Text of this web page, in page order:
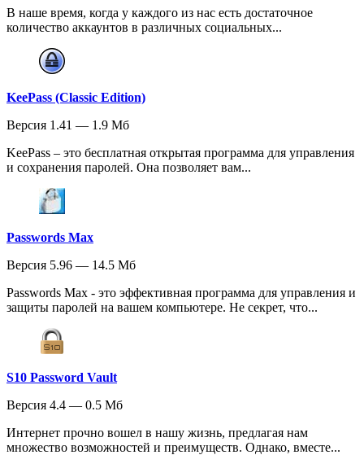
В наше время, когда у каждого из нас есть достаточное
количество аккаунтов в различных социальных...
KeePass (Classic Edition)
Версия 1.41 — 1.9 Мб
KeePass – это бесплатная открытая программа для управления
и сохранения паролей. Она позволяет вам...
Passwords Max
Версия 5.96 — 14.5 Мб
Passwords Max - это эффективная программа для управления и
защиты паролей на вашем компьютере. Не секрет, что...
S10 Password Vault
Версия 4.4 — 0.5 Мб
Интернет прочно вошел в нашу жизнь, предлагая нам
множество возможностей и преимуществ. Однако, вместе...